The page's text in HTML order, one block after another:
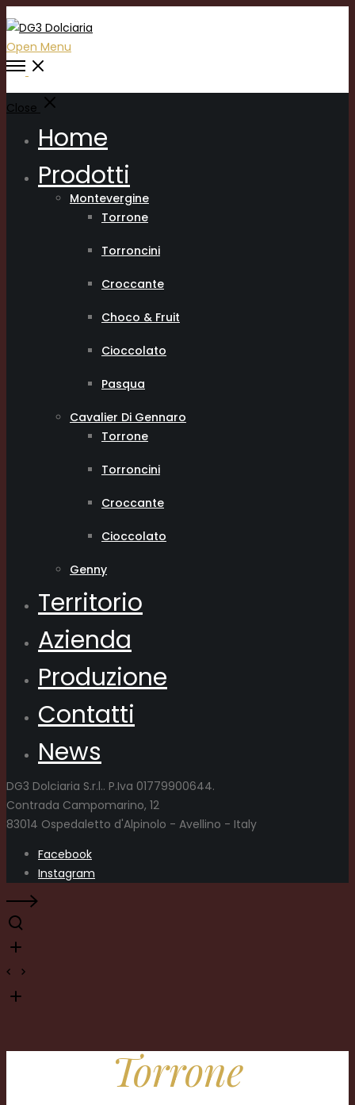
Open Menu
Close
Home
Prodotti
Montevergine
Torrone
Torroncini
Croccante
Choco & Fruit
Cioccolato
Pasqua
Cavalier Di Gennaro
Torrone
Torroncini
Croccante
Cioccolato
Genny
Territorio
Azienda
Produzione
Contatti
News
DG3 Dolciaria S.r.l.. P.Iva 01779900644.
Contrada Campomarino, 12
83014 Ospedaletto d'Alpinolo - Avellino - Italy
Facebook
Instagram
Torrone